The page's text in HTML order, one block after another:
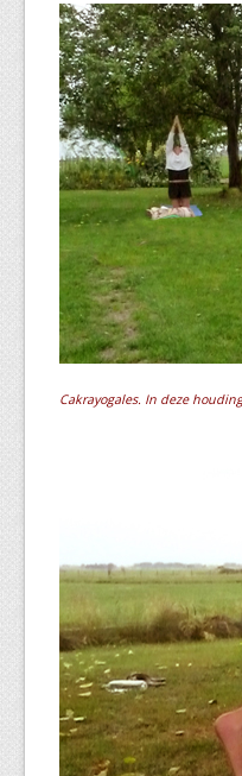
Cakrayogales. In deze